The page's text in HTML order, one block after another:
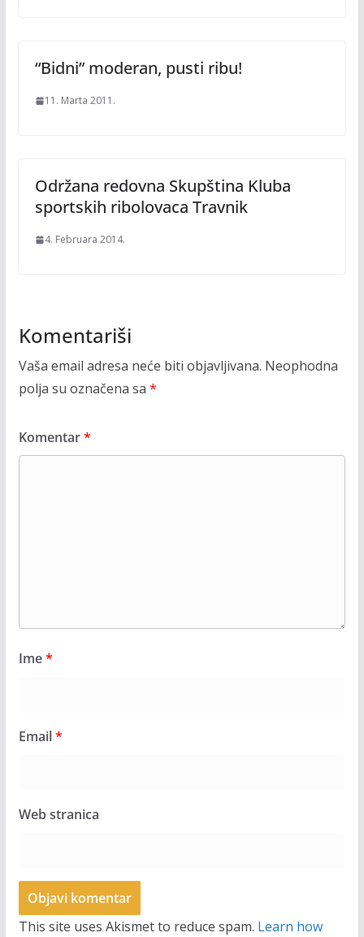
“Bidni” moderan, pusti ribu!
11. Marta 2011.
Održana redovna Skupština Kluba
sportskih ribolovaca Travnik
4. Februara 2014.
Komentariši
Vaša email adresa neće biti objavljivana. Neophodna
polja su označena sa *
Komentar*
Ime*
Email*
Web stranica
This site uses Akismet to reduce spam. Learn how